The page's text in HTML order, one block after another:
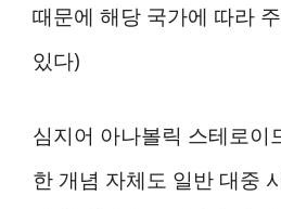
때문에 해당 국가에 따라
있다)
심지어 아나볼릭 스테로이
한 개념 자체도 일반 대중